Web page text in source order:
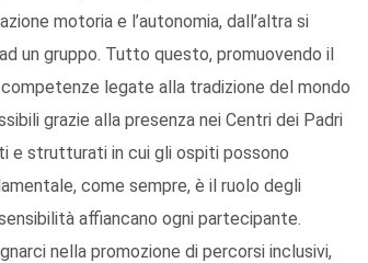
motoria e l’autonomia, dall’altra si
un gruppo. Tutto questo, promuovendo il
legate alla tradizione del mondo
grazie alla presenza nei Centri dei Padri
e strutturati in cui gli ospiti possono
come sempre, è il ruolo degli
affiancano ogni partecipante.
nella promozione di percorsi inclusivi,